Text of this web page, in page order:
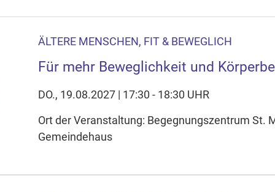
akzeptieren Sie, dass die Anwendung Google Maps beim
Gerät setzt, z.B. zwecks Reichweitenmessung und
Ihre Cookie-Einstellungen anpassen
ÄLTERE MENSCHEN, FIT & BEWEGLICH
Für mehr Beweglichkeit und
DO., 19.08.2027 | 17:30 - 18:30 UHR
Ort der Veranstaltung: Begegnungszentrum St.
Gemeindehaus